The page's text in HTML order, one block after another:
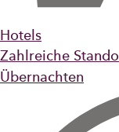
Hotels
Zahlreiche
Übernachten